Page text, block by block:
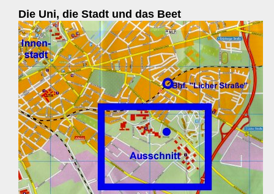
Die Uni, die Stadt und das Beet